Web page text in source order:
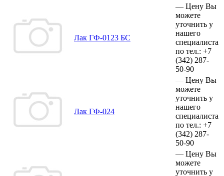
Лак ГФ-0123 БС
— Цену Вы
можете
уточнить у
нашего
специалиста
по тел.: +7
(342) 287-
50-90
Лак ГФ-024
— Цену Вы
можете
уточнить у
нашего
специалиста
по тел.: +7
(342) 287-
50-90
— Цену Вы
можете
уточнить у